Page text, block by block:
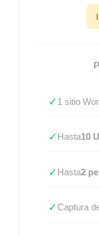
✓ 1 sitio
✓ Hasta10
✓ Hasta2
✓ Captura